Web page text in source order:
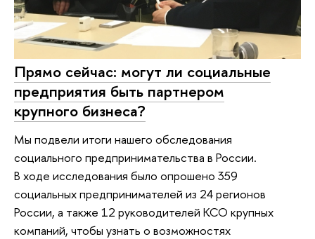
Прямо сейчас: могут ли социальные
предприятия быть партнером
крупного бизнеса?
Мы подвели итоги нашего обследования
социального предпринимательства в России.
В ходе исследования было опрошено 359
социальных предпринимателей из 24 регионов
России, а также 12 руководителей КСО крупных
компаний, чтобы узнать о возможностях